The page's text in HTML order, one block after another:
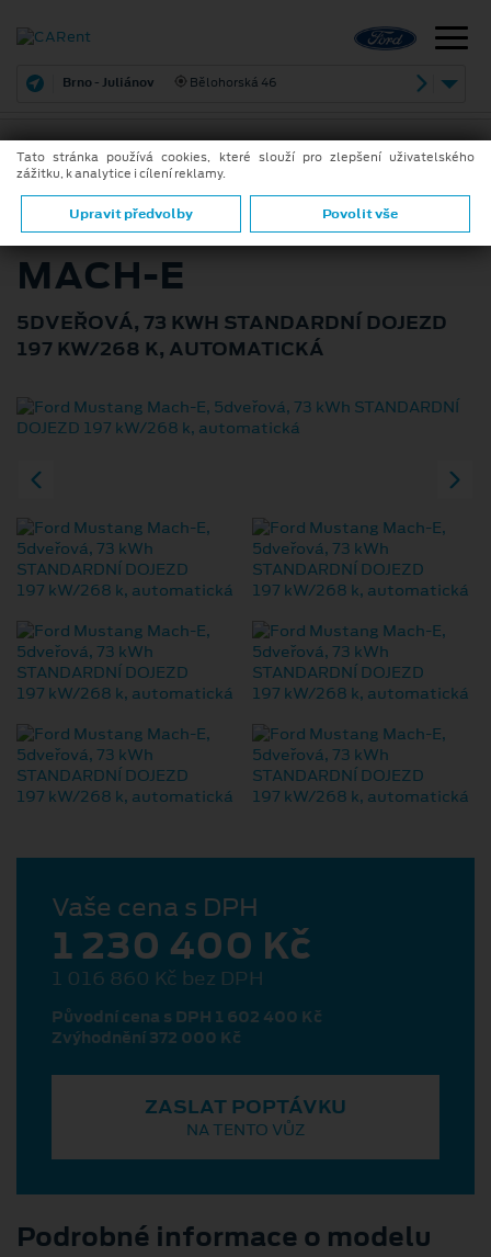
Brno - Juliánov Bělohorská 46
FORD MUSTANG
MACH-E
5DVEŘOVÁ, 73 KWH STANDARDNÍ DOJEZD
197 KW/268 K, AUTOMATICKÁ
Vaše cena s DPH
1 230 400 Kč
1 016 860 Kč bez DPH
Původní cena s DPH 1 602 400 Kč
Zvýhodnění 372 000 Kč
ZASLAT POPTÁVKU
NA TENTO VŮZ
Podrobné informace o modelu
Tato stránka používá cookies, které slouží pro zlepšení uživatelského
zážitku, k analytice i cílení reklamy.
Upravit předvolby Povolit vše